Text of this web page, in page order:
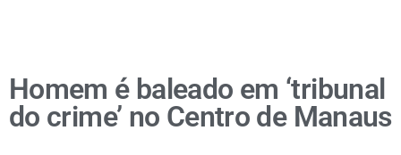
Homem é baleado em ‘tribunal
do crime’ no Centro de Manaus